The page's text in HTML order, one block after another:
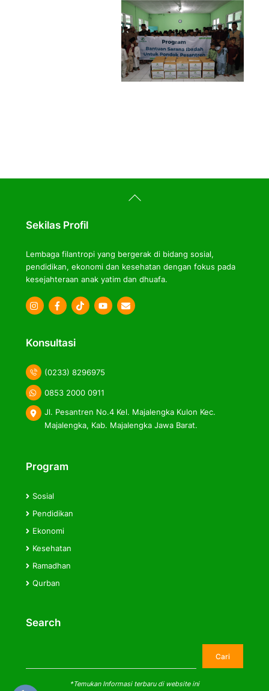
Back
To
Sekilas Profil
Lembaga filantropi yang bergerak di bidang sosial,
pendidikan, ekonomi dan kesehatan dengan fokus pada
kesejahteraan anak yatim dan dhuafa.
Icon
Icon
Icon
Konsultasi
(0233) 8296975
0853 2000 0911
Jl. Pesantren No.4 Kel. Majalengka Kulon Kec.
Majalengka, Kab. Majalengka Jawa Barat.
Program
Sosial
Pendidikan
Ekonomi
Kesehatan
Ramadhan
Qurban
Search
Cari
*Temukan Informasi terbaru di website ini